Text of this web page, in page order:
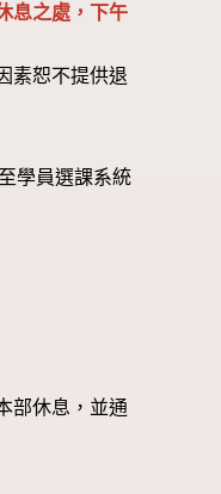
息之處，下午
素恕不提供退
學員選課系統
部休息，並通